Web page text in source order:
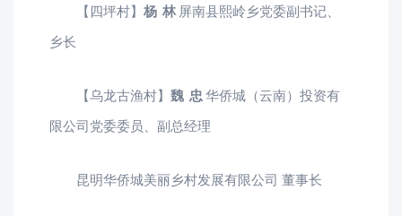
【四坪村】 杨 林屏南县熙岭乡党委副书记、
乡长
【乌龙古渔村】 魏 忠华侨城（云南）投资有
限公司党委委员、副总经理
昆明华侨城美丽乡村发展有限公司 董事长